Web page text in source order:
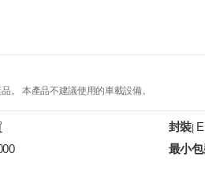
。 本產品不建議使用的車載設備。
封裝
最小